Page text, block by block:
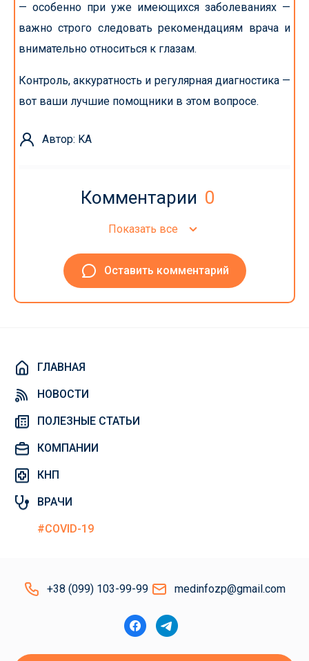
— особенно при уже имеющихся заболеваниях —
важно строго следовать рекомендациям врача и
внимательно относиться к глазам.
Контроль, аккуратность и регулярная диагностика —
вот ваши лучшие помощники в этом вопросе.
Автор: KA
Комментарии 0
Показать все
Оставить комментарий
ГЛАВНАЯ
НОВОСТИ
ПОЛЕЗНЫЕ СТАТЬИ
КОМПАНИИ
КНП
ВРАЧИ
#COVID-19
+38 (099) 103-99-99 medinfozp@gmail.com